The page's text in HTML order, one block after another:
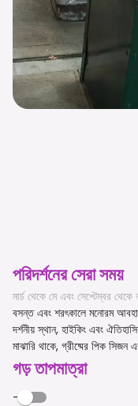
পরিদর্শনের সেরা সময়
মার্চ থেকে মে এবং সেপ্টেম্বর
বসন্ত এবং শরৎকালে মনোরম
দর্শনীয় স্থান, হাইকিং এবং
মাঝারি থাকে, গ্রীষ্মের পিক সিজন
গড় তাপমাত্রা
-